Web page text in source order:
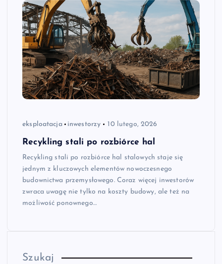
eksploatacja inwestorzy 10 lutego, 2026
Recykling stali po rozbiórce hal
Recykling stali po rozbiórce hal stalowych staje się
jednym z kluczowych elementów nowoczesnego
budownictwa przemysłowego. Coraz więcej inwestorów
zwraca uwagę nie tylko na koszty budowy, ale też na
możliwość ponownego…
Szukaj